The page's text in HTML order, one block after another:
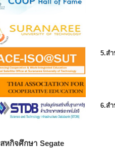
สหกิจศึกษา Segate
5.ส
6.ส